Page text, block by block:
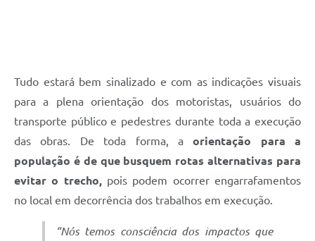
Tudo estará bem sinalizado e com as indicações visuais
para a plena orientação dos motoristas, usuários do
transporte público e pedestres durante toda a execução
das obras. De toda forma, aorientação para a
população é de que busquem rotas alternativas para
evitar o trecho, pois podem ocorrer engarrafamentos
no local em decorrência dos trabalhos em execução.
“Nós temos consciência dos impactos que